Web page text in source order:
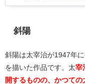
斜陽
斜陽は太宰治が1947年
を描いた作品です。太宰
開するものの、かつての